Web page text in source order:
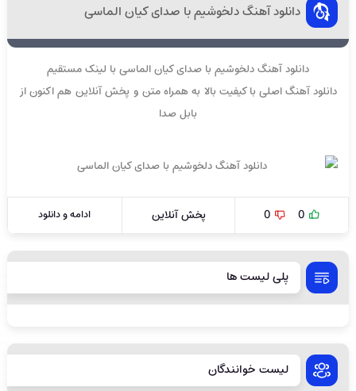
دانلود آهنگ دلخوشیم با صدای کیان الماسی
دانلود آهنگ دلخوشیم با صدای کیان الماسی با لینک مستقیم
دانلود آهنگ اصلی با کیفیت بالا به همراه متن و پخش آنلاین هم اکنون از
بابل صدا
0
0 پخش آنلاین ادامه و دانلود
پلی لیست ها
لیست خوانندگان